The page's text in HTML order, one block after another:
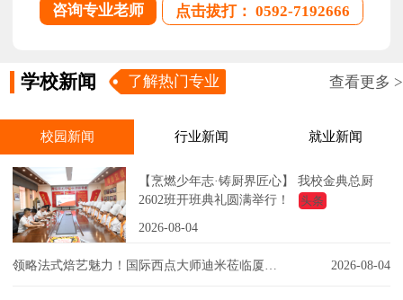
咨询专业老师 点击拔打： 0592-7192666
学校新闻 了解热门专业 查看更多 >
校园新闻 行业新闻 就业新闻
【烹燃少年志·铸厨界匠心】 我校金典总厨
2602班开班典礼圆满举行！
头条
2026-08-04
2026-08-04